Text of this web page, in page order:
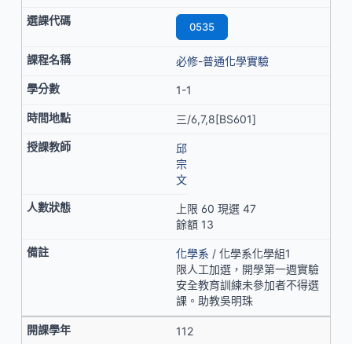
0535
必修-普通化學實驗
1-1
三/6,7,8[BS601]
邱
宗
文
上限 60 現選 47
餘額 13
化學系 / 化學系化學組1
限人工加選，開學第一週實驗
安全教育訓練未參加者不得選
課。助教吳明珠
112